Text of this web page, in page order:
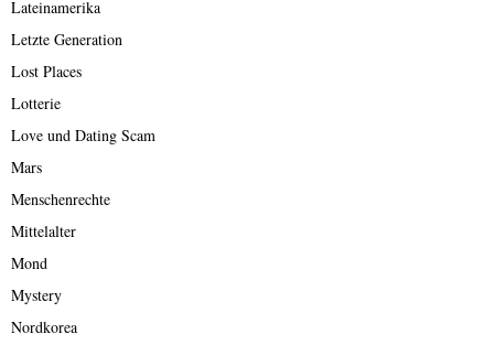
Lateinamerika
Letzte Generation
Lost Places
Lotterie
Love und Dating Scam
Mars
Menschenrechte
Mittelalter
Mond
Mystery
Nordkorea